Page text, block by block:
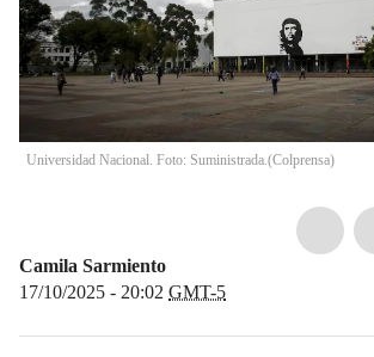
Universidad Nacional. Foto: Suministrada.(Colprensa)
Camila Sarmiento
17/10/2025 - 20:02 GMT-5